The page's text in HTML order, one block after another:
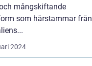
mångskiftande
som härstammar från
2024